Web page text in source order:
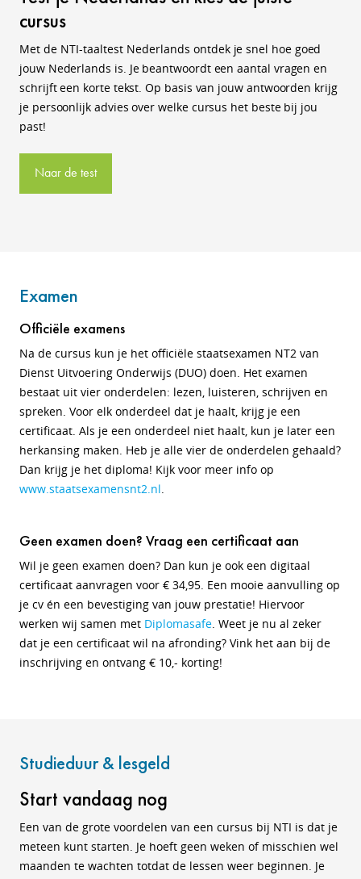
cursus
Met de NTI-taaltest Nederlands ontdek je snel hoe goed
jouw Nederlands is. Je beantwoordt een aantal vragen en
schrijft een korte tekst. Op basis van jouw antwoorden krijg
je persoonlijk advies over welke cursus het beste bij jou
past!
Naar de test
Examen
Officiële examens
Na de cursus kun je het officiële staatsexamen NT2 van
Dienst Uitvoering Onderwijs (DUO) doen. Het examen
bestaat uit vier onderdelen: lezen, luisteren, schrijven en
spreken. Voor elk onderdeel dat je haalt, krijg je een
certificaat. Als je een onderdeel niet haalt, kun je later een
herkansing maken. Heb je alle vier de onderdelen gehaald?
Dan krijg je het diploma! Kijk voor meer info op
www.staatsexamensnt2.nl.
Geen examen doen? Vraag een certificaat aan
Wil je geen examen doen? Dan kun je ook een digitaal
certificaat aanvragen voor € 34,95. Een mooie aanvulling op
je cv én een bevestiging van jouw prestatie! Hiervoor
werken wij samen met Diplomasafe. Weet je nu al zeker
dat je een certificaat wil na afronding? Vink het aan bij de
inschrijving en ontvang € 10,- korting!
Studieduur & lesgeld
Start vandaag nog
Een van de grote voordelen van een cursus bij NTI is dat je
meteen kunt starten. Je hoeft geen weken of misschien wel
maanden te wachten totdat de lessen weer beginnen. Je